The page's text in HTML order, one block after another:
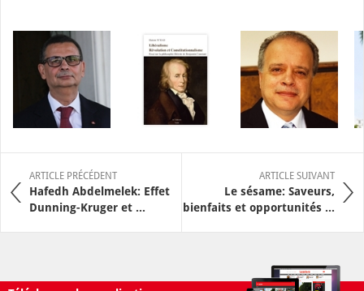
ARTICLE PRÉCÉDENT
Hafedh Abdelmelek: Effet
Dunning-Kruger et ...
ARTICLE SUIVANT
Le sésame: Saveurs,
bienfaits et opportunités ...